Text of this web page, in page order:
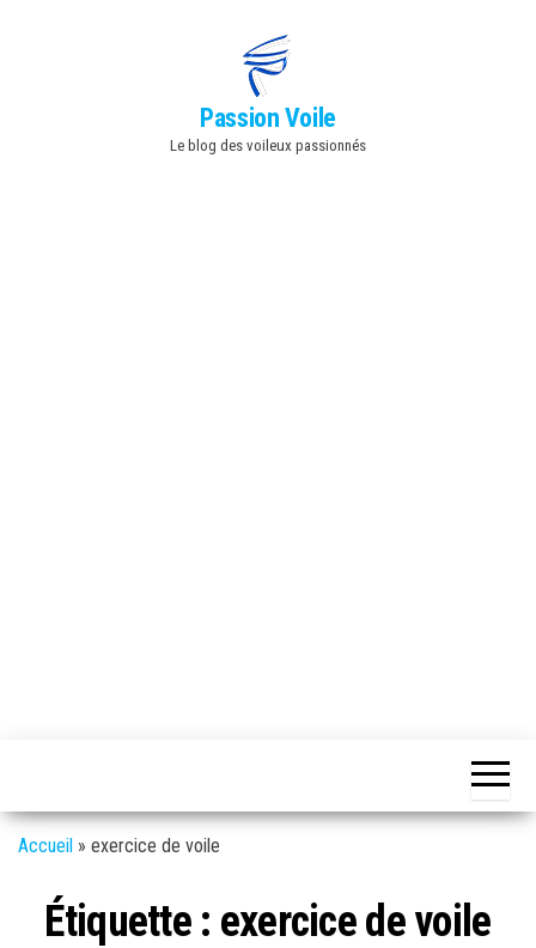
Passion Voile
Le blog des voileux passionnés
Accueil » exercice de voile
Étiquette : exercice de voile